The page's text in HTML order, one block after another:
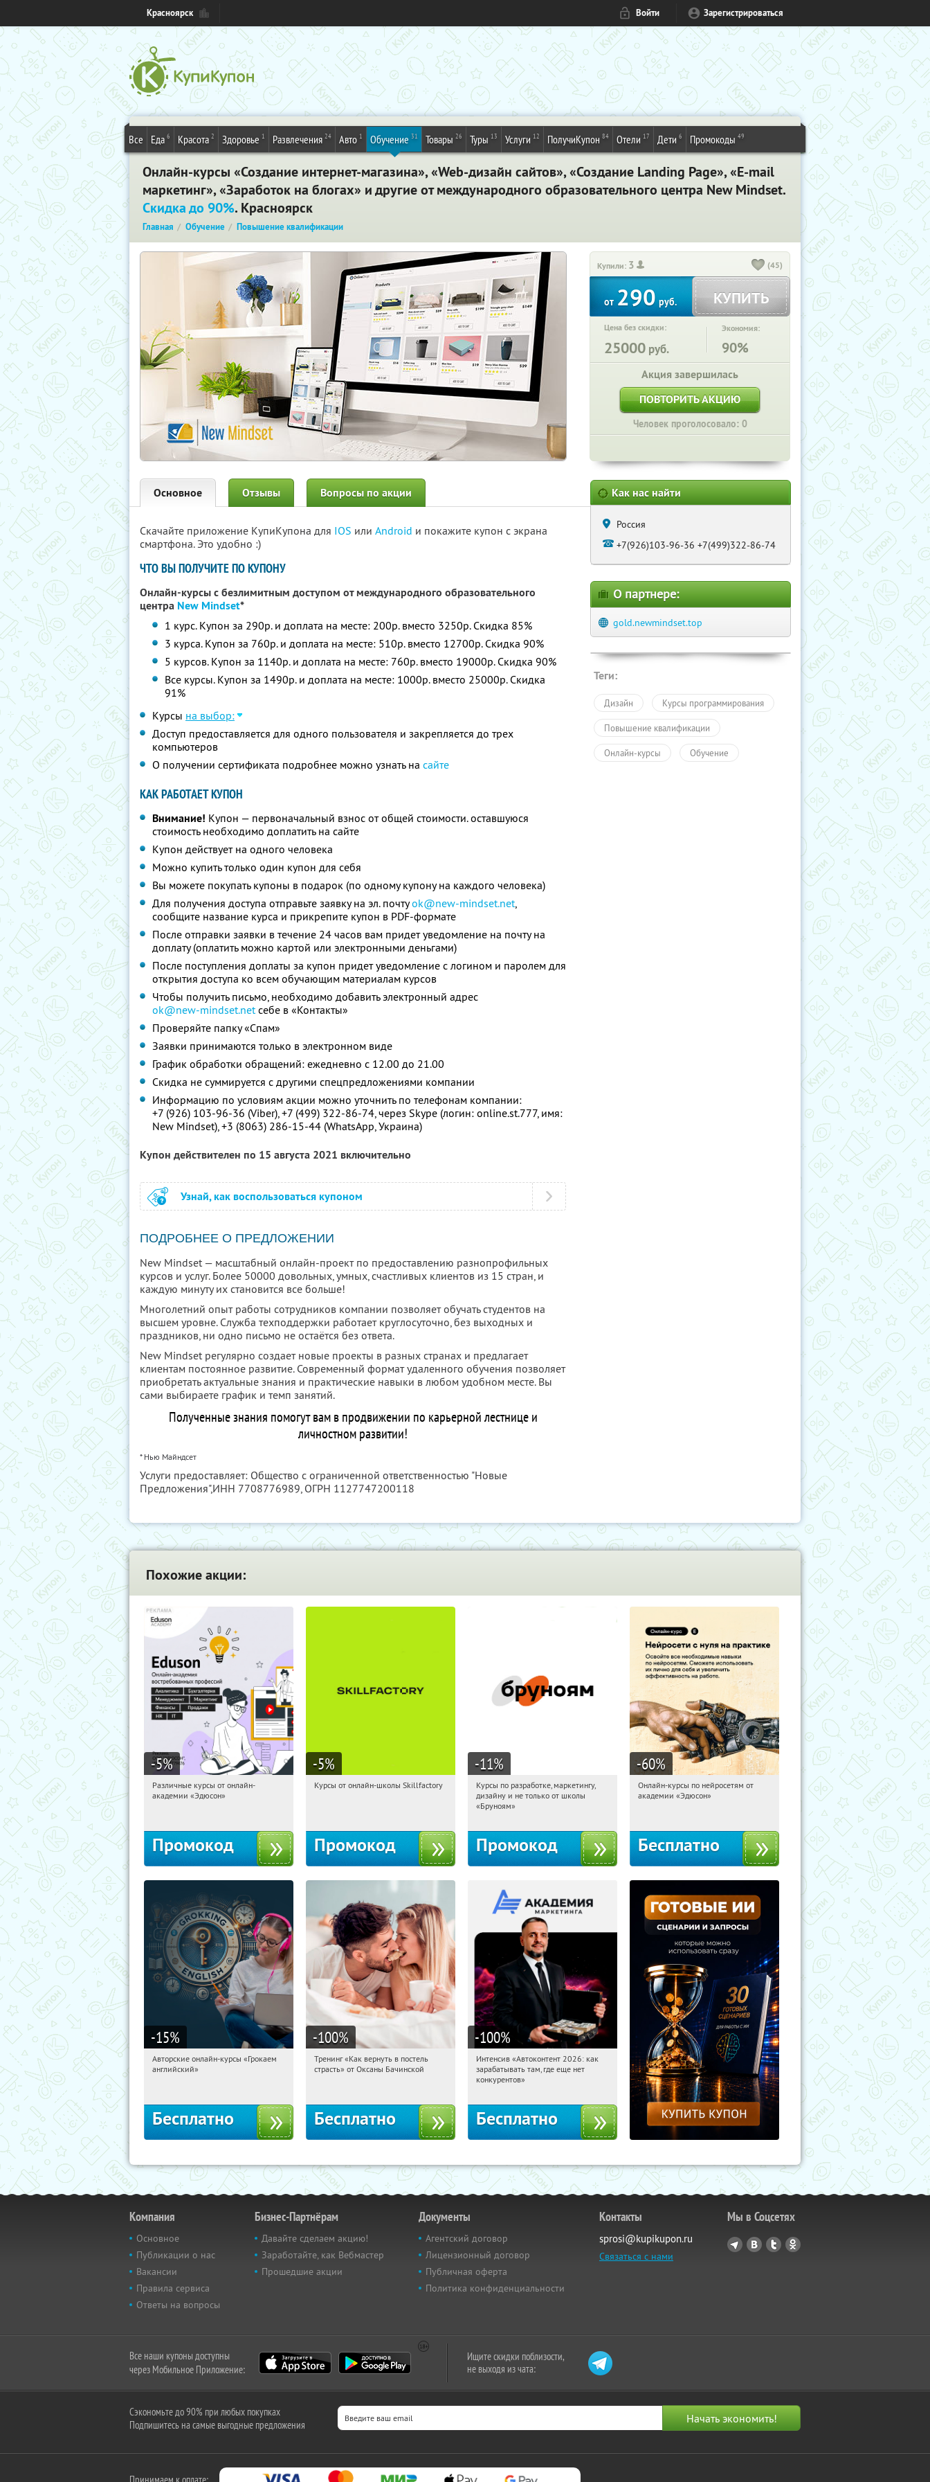
Красноярск Войти Зарегистрироваться
Все Еда 6 Красота 2 Здоровье 1 Развлечения 24 Авто 1 Обучение 31 Товары 26 Туры 13 Услуги 12 ПолучиКупон 84 Отели 17 Дети 6 Промокоды 49
Онлайн-курсы «Создание интернет-магазина», «Web-дизайн сайтов», «Создание Landing Page», «E-mail
маркетинг», «Заработок на блогах» и другие от международного образовательного центра New Mindset.
Скидка до 90%. Красноярск
Главная Обучение Повышение квалификации
Купили: 3 (45)
от290руб. КУПИТЬ
Цена без скидки:
25000 руб.
Экономия:
90%
Акция завершилась
ПОВТОРИТЬ АКЦИЮ
Человек проголосовало: 0
Основное Отзывы Вопросы по акции
Скачайте приложение КупиКупона для IOS или Android и покажите купон с экрана
смартфона. Это удобно :)
ЧТО ВЫ ПОЛУЧИТЕ ПО КУПОНУ
Онлайн-курсы с безлимитным доступом от международного образовательного
центра New Mindset*
1 курс. Купон за 290р. и доплата на месте: 200р. вместо 3250р. Скидка 85%
3 курса. Купон за 760р. и доплата на месте: 510р. вместо 12700р. Скидка 90%
5 курсов. Купон за 1140р. и доплата на месте: 760р. вместо 19000р. Скидка 90%
Все курсы. Купон за 1490р. и доплата на месте: 1000р. вместо 25000р. Скидка
91%
Курсы на выбор:
Доступ предоставляется для одного пользователя и закрепляется до трех
компьютеров
О получении сертификата подробнее можно узнать на сайте
КАК РАБОТАЕТ КУПОН
Внимание! Купон — первоначальный взнос от общей стоимости. оставшуюся
стоимость необходимо доплатить на сайте
Купон действует на одного человека
Можно купить только один купон для себя
Вы можете покупать купоны в подарок (по одному купону на каждого человека)
Для получения доступа отправьте заявку на эл. почтуok@new-mindset.net,
сообщите название курса и прикрепите купон в PDF-формате
После отправки заявки в течение 24 часов вам придет уведомление на почту на
доплату (оплатить можно картой или электронными деньгами)
После поступления доплаты за купон придет уведомление с логином и паролем для
открытия доступа ко всем обучающим материалам курсов
Чтобы получить письмо, необходимо добавить электронный адрес
ok@new-mindset.netсебе в «Контакты»
Проверяйте папку «Спам»
Заявки принимаются только в электронном виде
График обработки обращений: ежедневно с 12.00 до 21.00
Скидка не суммируется с другими спецпредложениями компании
Информацию по условиям акции можно уточнить по телефонам компании:
+7 (926) 103-96-36 (Viber),+7 (499) 322-86-74,через Skype (логин: online.st.777,имя:
New Mindset),+3 (8063) 286-15-44 (WhatsApp, Украина)
Купон действителен по 15 августа 2021 включительно
Узнай, как воспользоваться купоном
ПОДРОБНЕЕ О ПРЕДЛОЖЕНИИ
New Mindset — масштабный онлайн-проект по предоставлению разнопрофильных
курсов и услуг. Более 50000 довольных, умных, счастливых клиентов из 15 стран, и
каждую минуту их становится все больше!
Многолетний опыт работы сотрудников компании позволяет обучать студентов на
высшем уровне. Служба техподдержки работает круглосуточно, без выходных и
праздников, ни одно письмо не остаётся без ответа.
New Mindset регулярно создает новые проекты в разных странах и предлагает
клиентам постоянное развитие. Современный формат удаленного обучения позволяет
приобретать актуальные знания и практические навыки в любом удобном месте. Вы
сами выбираете график и темп занятий.
Полученные знания помогут вам в продвижении по карьерной лестнице и
личностном развитии!
* Нью Майндсет
Услуги предоставляет: Общество с ограниченной ответственностью "Новые
Предложения",ИНН 7708776989, ОГРН 1127747200118
Как нас найти
Россия
+7(926)103-96-36 +7(499)322-86-74
О партнере:
gold.newmindset.top
Теги:
Дизайн Курсы программирования
Повышение квалификации
Онлайн-курсы Обучение
Похожие акции:
-5%
10:28:53 Получили:
Различные курсы от онлайн-
академии «Эдюсон»
Промокод
-5%
10:28:53
Получи первым!
Курсы от онлайн-школы Skillfactory
Промокод
-11%
10:28:53
Получи первым!
Россия
Курсы по разработке, маркетингу,
дизайну и не только от школы
«Бруноям»
Промокод
-60%
10:28:53 Получили:
Онлайн-курсы по нейросетям от
академии «Эдюсон»
Бесплатно
-15%
10:28:53 Получили:
Авторские онлайн-курсы «Грокаем
английский»
Бесплатно
-100%
10:28:53 Получили:
Тренинг «Как вернуть в постель
страсть» от Оксаны Бачинской
Бесплатно
-100%
10:28:53 Получили:
Россия
Интенсив «Автоконтент 2026: как
зарабатывать там, где еще нет
конкурентов»
Бесплатно
Компания
Основное
Публикации о нас
Вакансии
Правила сервиса
Ответы на вопросы
Бизнес-Партнёрам
Давайте сделаем акцию!
Заработайте, как Вебмастер
Прошедшие акции
Документы
Агентский договор
Лицензионный договор
Публичная оферта
Политика конфиденциальности
Контакты
sprosi@kupikupon.ru
Связаться с нами
Мы в Соцсетях
Все наши купоны доступны
через Мобильное Приложение:
Ищите скидки поблизости,
не выходя из чата:
Сэкономьте до 90% при любых покупках
Подпишитесь на самые выгодные предложения